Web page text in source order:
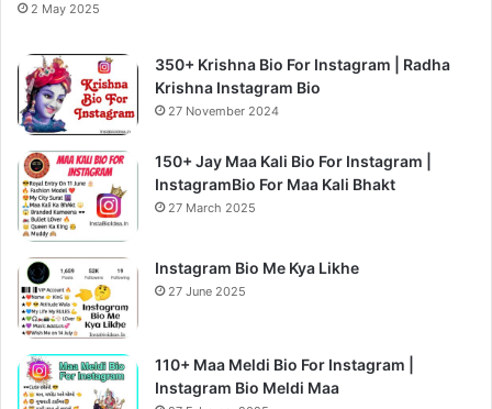
2 May 2025
350+ Krishna Bio For Instagram | Radha
Krishna Instagram Bio
27 November 2024
150+ Jay Maa Kali Bio For Instagram |
InstagramBio For Maa Kali Bhakt
27 March 2025
Instagram Bio Me Kya Likhe
27 June 2025
110+ Maa Meldi Bio For Instagram |
Instagram Bio Meldi Maa